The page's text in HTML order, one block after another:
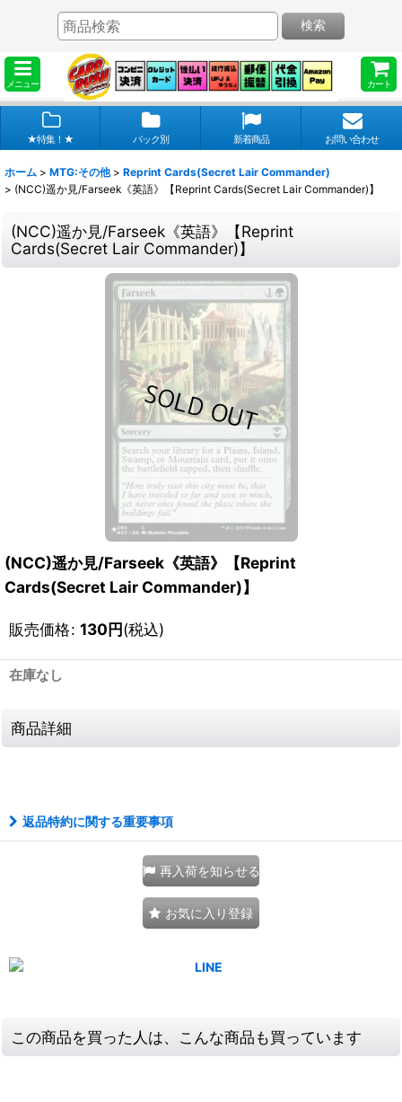
メニュー カート
検索
★特集！★ パック別 新着商品 お問い合わせ
ホーム > MTG:その他 > Reprint Cards(Secret Lair Commander)
> (NCC)遥か見/Farseek《英語》【Reprint Cards(Secret Lair Commander)】
(NCC)遥か見/Farseek《英語》【Reprint
Cards(Secret Lair Commander)】
(NCC)遥か見/Farseek《英語》【Reprint
Cards(Secret Lair Commander)】
販売価格: 130円(税込)
在庫なし
商品詳細
返品特約に関する重要事項
再入荷を知らせる
お気に入り登録
この商品を買った人は、こんな商品も買っています